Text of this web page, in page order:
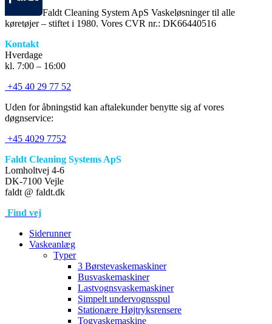
Faldt Cleaning System ApS Vaskeløsninger til alle
køretøjer – stiftet i 1980. Vores CVR nr.: DK66440516
Kontakt
Hverdage
kl. 7:00 – 16:00
+45 40 29 77 52
Uden for åbningstid kan aftalekunder benytte sig af vores
døgnservice:
+45 4029 7752
Faldt Cleaning Systems ApS
Lomholtvej 4-6
DK-7100 Vejle
faldt @ faldt.dk
Find vej
Siderunner
Vaskeanlæg
Typer
3 Børstevaskemaskiner
Busvaskemaskiner
Lastvognsvaskemaskiner
Simpelt undervognsspul
Stationære Højtryksrensere
Togvaskemaskine